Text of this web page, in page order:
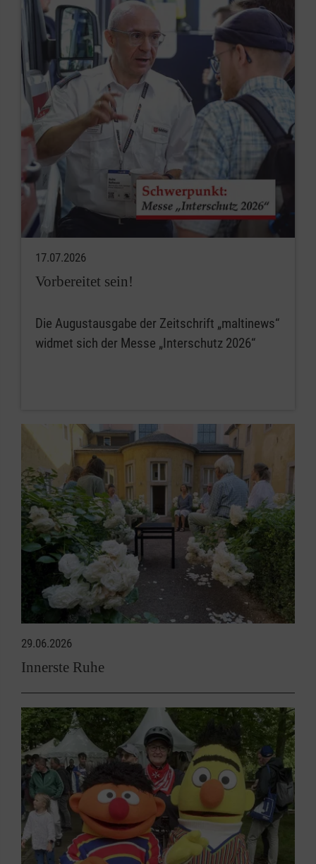
17.07.2026
Vorbereitet sein!
Die Augustausgabe der Zeitschrift „maltinews“
widmet sich der Messe „Interschutz 2026“
29.06.2026
Innerste Ruhe